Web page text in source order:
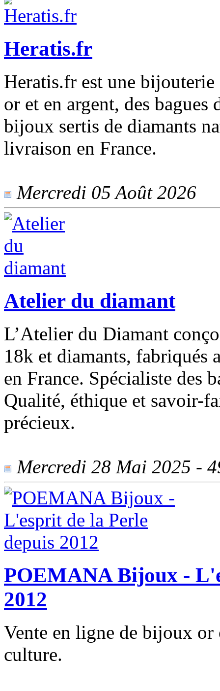
Heratis.fr
Heratis.fr est une
or et en argent, des bagues
bijoux sertis de diamants
livraison en France.
Mercredi 05 Août 2026
Atelier du diamant
L’Atelier du Diamant
18k et diamants, fabriqués
en France. Spécialiste des
Qualité, éthique et savoir-
précieux.
Mercredi 28 Mai 2025 -
POEMANA Bijoux -
2012
Vente en ligne de bijoux or
culture.